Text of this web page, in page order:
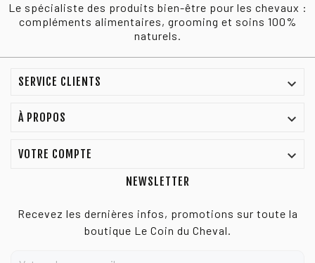
Le spécialiste des produits bien-être pour les chevaux :
compléments alimentaires, grooming et soins 100%
naturels.
SERVICE CLIENTS 
À PROPOS 
VOTRE COMPTE 
NEWSLETTER
Recevez les dernières infos, promotions sur toute la
boutique Le Coin du Cheval.